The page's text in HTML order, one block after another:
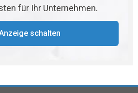
für Ihr Unternehmen.
schalten